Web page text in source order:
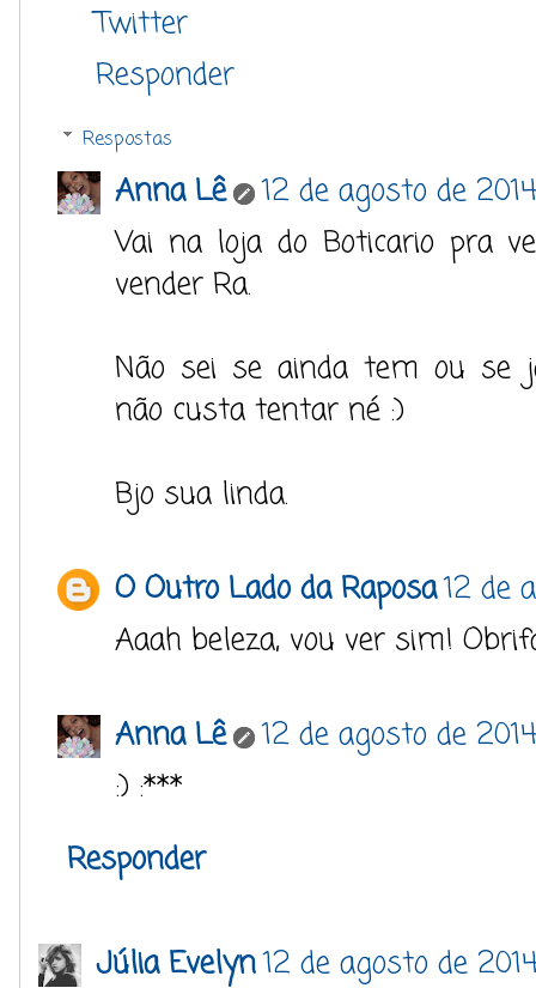
Twitter
Responder
Respostas
Anna Lê
12 de agosto de
Vai na loja do Boticario pra
vender Ra.
Não sei se ainda tem ou se
não custa tentar né :)
Bjo sua linda.
O Outro Lado da Raposa12 de
Aaah beleza, vou ver sim!
Anna Lê
12 de agosto de
:) :***
Responder
Júlia Evelyn12 de agosto de